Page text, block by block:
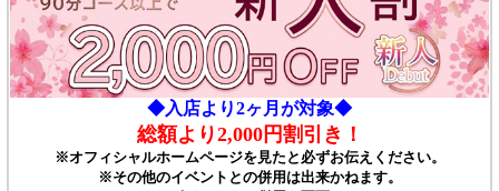
◆入店より2ヶ月が対象◆
総額より2,000円割引き！
※オフィシャルホームページを見たと必ずお伝えください。
※その他のイベントとの併用は出来かねます。